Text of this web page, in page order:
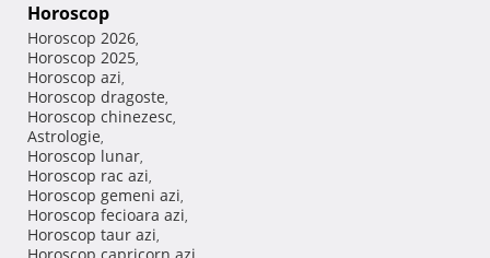
Horoscop
Horoscop 2026,
Horoscop 2025,
Horoscop azi,
Horoscop dragoste,
Horoscop chinezesc,
Astrologie,
Horoscop lunar,
Horoscop rac azi,
Horoscop gemeni azi,
Horoscop fecioara azi,
Horoscop taur azi,